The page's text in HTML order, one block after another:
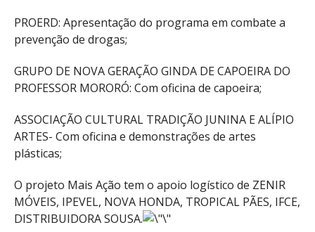
PROERD: Apresentação do programa em combate a
prevenção de drogas;
GRUPO DE NOVA GERAÇÃO GINDA DE CAPOEIRA DO
PROFESSOR MORORÓ: Com oficina de capoeira;
ASSOCIAÇÃO CULTURAL TRADIÇÃO JUNINA E ALÍPIO
ARTES- Com oficina e demonstrações de artes
plásticas;
O projeto Mais Ação tem o apoio logístico de ZENIR
MÓVEIS, IPEVEL, NOVA HONDA, TROPICAL PÃES, IFCE,
DISTRIBUIDORA SOUSA.